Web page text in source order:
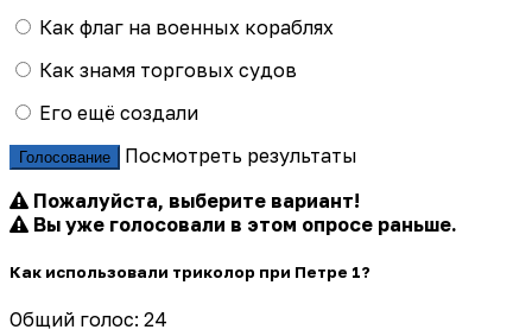
Как флаг на военных кораблях
Как знамя торговых судов
Его ещё создали
Голосование
Посмотреть результаты
Пожалуйста, выберите вариант!
Вы уже голосовали в этом опросе раньше.
Как использовали триколор при Петре 1?
Общий голос: 24